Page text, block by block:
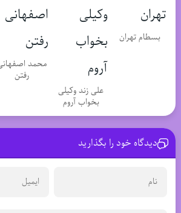
بسطام تهران
علی زند وکیلی
بخواب آروم
محمد
رفتن
دیدگاه خود را بگذارید